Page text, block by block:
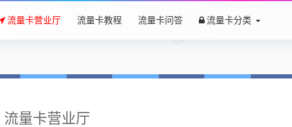
流量卡营业厅 流量卡教程 流量卡问答 流量卡分类
流量卡营业厅